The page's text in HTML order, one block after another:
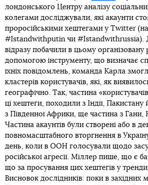
лондонського Центру аналізу
колегами досліджували, які акаунти
проросійськими хештегами у Twitter
#Istandwithputin чи #Istandwithrussia).
відразу побачили в цьому організовану
допомогою інструменту, що визначає
їхніх повідомлень, команда Карла
кластерів користувачів, які, як
географічно. Так, частина
ці хештеги, походили з Індії,
з Південної Африки, ще частина з Гани,
Частина акаунтів були створені або в
повномасштабного вторгнення в
день, коли в ООН голосували щодо
російської агресії. Міллер пише, що є
що за просування цих хештегів у
Висновок дослідників: поки в західних